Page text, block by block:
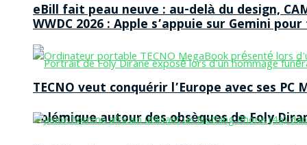
eBill fait peau neuve : au-delà du design,
Polémique autour des obsèques de Foly
WWDC 2026 : Apple s’appuie sur Gemini
TECNO veut conquérir l’Europe avec ses